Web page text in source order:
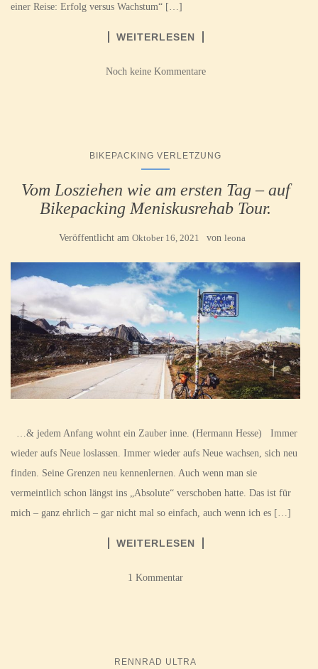
einer Reise: Erfolg versus Wachstum“ […]
WEITERLESEN
Noch keine Kommentare
BIKEPACKING VERLETZUNG
Vom Losziehen wie am ersten Tag – auf
Bikepacking Meniskusrehab Tour.
Veröffentlicht am Oktober 16, 2021 von leona
…& jedem Anfang wohnt ein Zauber inne. (Hermann Hesse) Immer
wieder aufs Neue loslassen. Immer wieder aufs Neue wachsen, sich neu
finden. Seine Grenzen neu kennenlernen. Auch wenn man sie
vermeintlich schon längst ins „Absolute“ verschoben hatte. Das ist für
mich – ganz ehrlich – gar nicht mal so einfach, auch wenn ich es […]
WEITERLESEN
1 Kommentar
RENNRAD ULTRA